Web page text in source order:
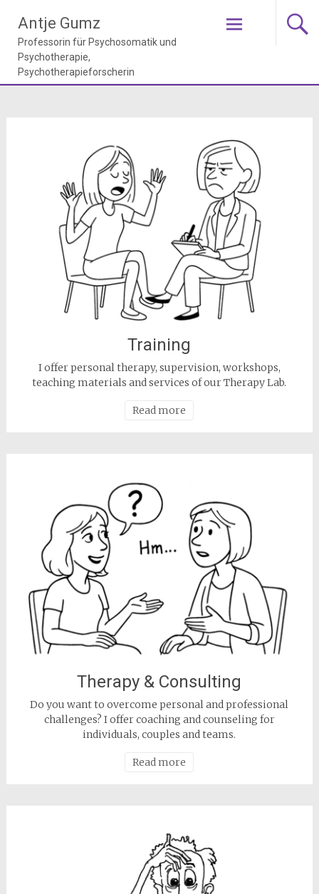
content
Antje Gumz
Training
I offer personal therapy, supervision, workshops,
teaching materials and services of our Therapy Lab.
Read more
Therapy & Consulting
Do you want to overcome personal and professional
challenges? I offer coaching and counseling for
individuals, couples and teams.
Read more